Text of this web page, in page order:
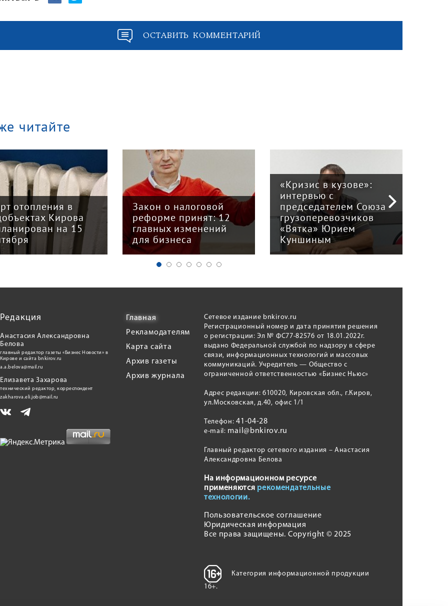
ОСТАВИТЬ КОММЕНТАРИЙ
читайте
отопления в
Кирова
на 15
Закон о налоговой
реформе принят: 12
главных изменений
для бизнеса
«Кризис в кузове»:
интервью с
председателем Союза
грузоперевозчиков
«Вятка» Юрием
Куншиным
Редакция
Анастасия Александровна
Белова
главный редактор газеты «Бизнес Новости» в
Кирове и сайта bnkirov.ru
a.a.belova@mail.ru
Елизавета Захарова
технический редактор, корреспондент
zakharova.eli.job@mail.ru
Главная
Рекламодателям
Карта сайта
Архив газеты
Архив журнала
Сетевое издание bnkirov.ru
Регистрационный номер и дата принятия решения
о регистрации: Эл № ФС77-82576 от 18.01.2022г.
выдано Федеральной службой по надзору в сфере
связи, информационных технологий и массовых
коммуникаций. Учредитель — Общество с
ограниченной ответственностью «Бизнес Ньюс»
Адрес редакции: 610020, Кировская обл., г.Киров,
ул.Московская, д.40, офис 1/1
Телефон:41-04-28
e-mail: mail@bnkirov.ru
Главный редактор сетевого издания – Анастасия
Александровна Белова
На информационном ресурсе
применяются рекомендательные
технологии.
Пользовательское соглашение
Юридическая информация
Все права защищены. Copyright © 2025
Категория информационной продукции
16+.